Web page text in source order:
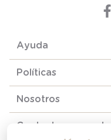
Ayuda
Políticas
Nosotros
Contacto y soporte